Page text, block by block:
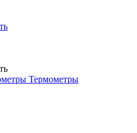
Термометры